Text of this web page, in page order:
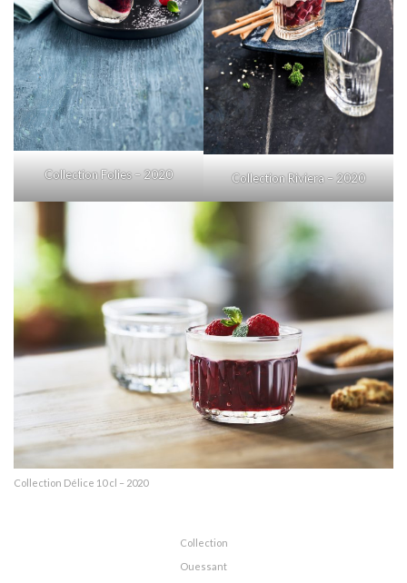
Collection Folies – 2020 Collection Riviera – 2020
Collection Délice 10 cl – 2020
Collection
Ouessant